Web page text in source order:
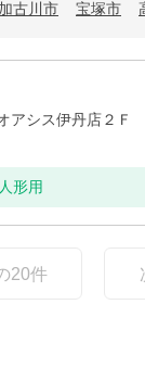
加古川市 宝塚市
アシス伊丹店２Ｆ
形用
20件